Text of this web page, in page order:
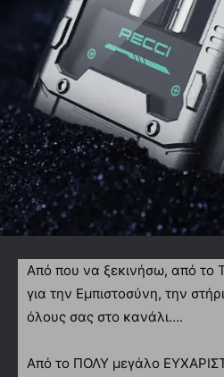
Από που να ξεκινήσω, από το
για την Εμπιστoσύνη, την
όλους σας στο κανάλι….
Από το ΠΟΛΥ μεγάλο